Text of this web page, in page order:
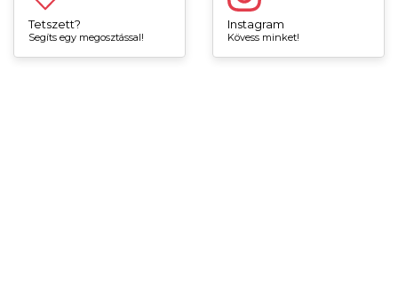
Tetszett?
Segíts egy megosztással!
Instagram
Kövess minket!